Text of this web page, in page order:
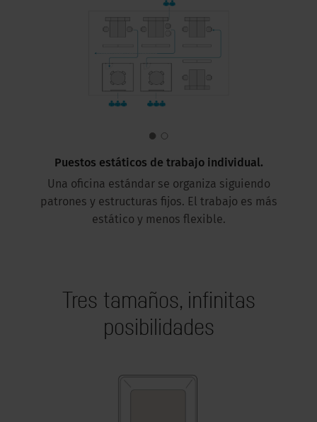
Puestos estáticos de trabajo individual.
Una oficina estándar se organiza siguiendo
patrones y estructuras fijos. El trabajo es más
estático y menos flexible.
Tres tamaños, infinitas
posibilidades